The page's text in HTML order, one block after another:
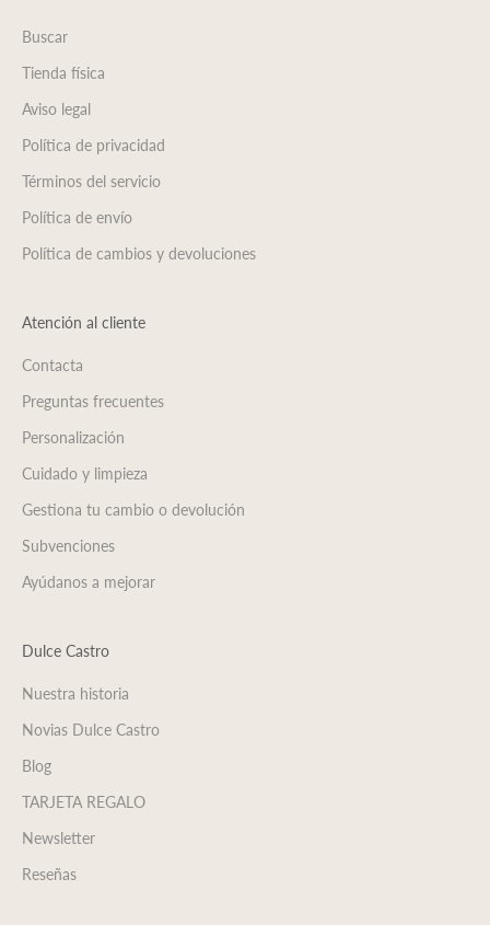
Buscar
Tienda física
Aviso legal
Política de privacidad
Términos del servicio
Política de envío
Política de cambios y devoluciones
Atención al cliente
Contacta
Preguntas frecuentes
Personalización
Cuidado y limpieza
Gestiona tu cambio o devolución
Subvenciones
Ayúdanos a mejorar
Dulce Castro
Nuestra historia
Novias Dulce Castro
Blog
TARJETA REGALO
Newsletter
Reseñas